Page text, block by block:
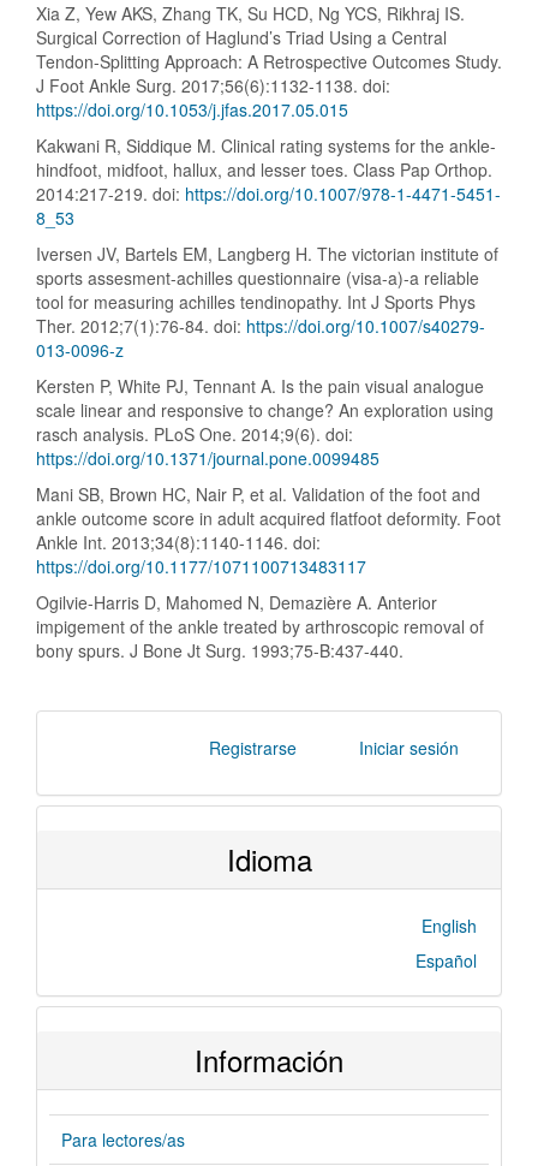
Xia Z, Yew AKS, Zhang TK, Su HCD, Ng YCS, Rikhraj IS.
Surgical Correction of Haglund’s Triad Using a Central
Tendon-Splitting Approach: A Retrospective Outcomes Study.
J Foot Ankle Surg. 2017;56(6):1132-1138. doi:
https://doi.org/10.1053/j.jfas.2017.05.015
Kakwani R, Siddique M. Clinical rating systems for the ankle-
hindfoot, midfoot, hallux, and lesser toes. Class Pap Orthop.
2014:217-219. doi: https://doi.org/10.1007/978-1-4471-5451-
8_53
Iversen JV, Bartels EM, Langberg H. The victorian institute of
sports assesment-achilles questionnaire (visa-a)-a reliable
tool for measuring achilles tendinopathy. Int J Sports Phys
Ther. 2012;7(1):76-84. doi: https://doi.org/10.1007/s40279-
013-0096-z
Kersten P, White PJ, Tennant A. Is the pain visual analogue
scale linear and responsive to change? An exploration using
rasch analysis. PLoS One. 2014;9(6). doi:
https://doi.org/10.1371/journal.pone.0099485
Mani SB, Brown HC, Nair P, et al. Validation of the foot and
ankle outcome score in adult acquired flatfoot deformity. Foot
Ankle Int. 2013;34(8):1140-1146. doi:
https://doi.org/10.1177/1071100713483117
Ogilvie-Harris D, Mahomed N, Demazière A. Anterior
impigement of the ankle treated by arthroscopic removal of
bony spurs. J Bone Jt Surg. 1993;75-B:437-440.
Registrarse Iniciar sesión
Idioma
English
Español
Información
Para lectores/as